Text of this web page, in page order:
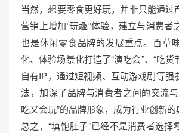
当然，想要零食更好玩，并非只能通过
营销上增加“玩趣”体验，建立与消费者
也是休闲零食品牌的发展重点。百草
化、体验场景化打造了“演吃会”、“吃货
自有IP，通过短视频、互动游戏剧等强
法，加深了品牌与消费者之间的交流
吃又会玩”的品牌形象，成为行业创新的
总之，“填饱肚子”已经不是消费者选择